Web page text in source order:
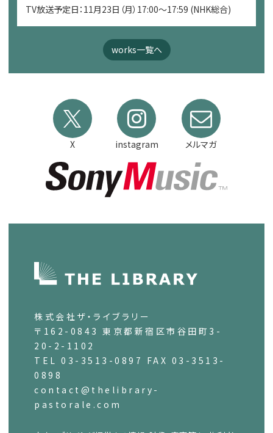
TV放送予定日：11月23日（月）17:00～17:59 (NHK総合)
works一覧へ
X instagram メルマガ
株式会社ザ・ライブラリー
〒162-0843 東京都新宿区市谷田町3-
20-2-1102
TEL 03-3513-0897 FAX 03-3513-
0898
contact@thelibrary-
pastorale.com